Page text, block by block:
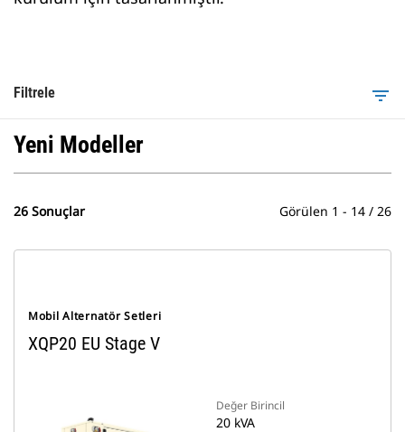
Filtrele filter_list
Yeni Modeller
26 Sonuçlar Görülen 1 - 14 / 26
Mobil Alternatör Setleri
XQP20 EU Stage V
Değer Birincil
20 kVA